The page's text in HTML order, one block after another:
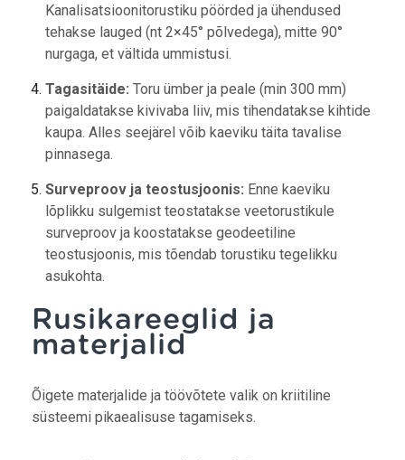
Kanalisatsioonitorustiku pöörded ja ühendused
tehakse lauged (nt 2×45° põlvedega), mitte 90°
nurgaga, et vältida ummistusi.
Tagasitäide: Toru ümber ja peale (min 300 mm)
paigaldatakse kivivaba liiv, mis tihendatakse kihtide
kaupa. Alles seejärel võib kaeviku täita tavalise
pinnasega.
Surveproov ja teostusjoonis: Enne kaeviku
lõplikku sulgemist teostatakse veetorustikule
surveproov ja koostatakse geodeetiline
teostusjoonis, mis tõendab torustiku tegelikku
asukohta.
Rusikareeglid ja
materjalid
Õigete materjalide ja töövõtete valik on kriitiline
süsteemi pikaealisuse tagamiseks.